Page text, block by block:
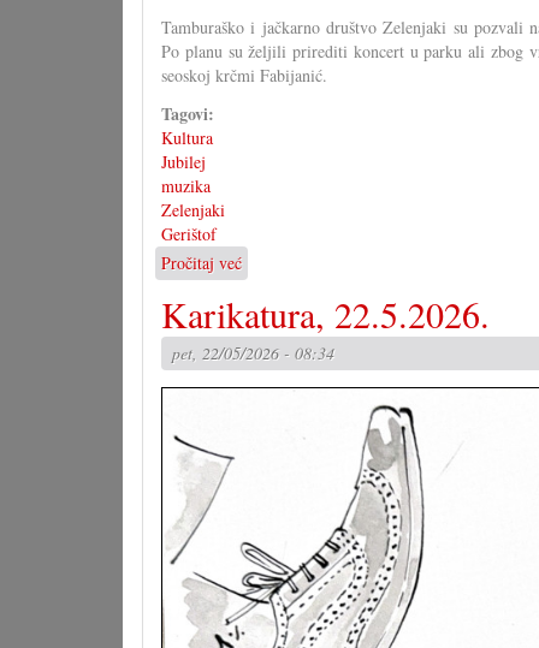
Tamburaško i jačkarno društvo Zelenjaki su pozvali
Po planu su željili prirediti koncert u parku ali zbog
seoskoj krčmi Fabijanić.
Tagovi:
Kultura
Jubilej
muzika
Zelenjaki
Gerištof
Pročitaj već
Zelenjaki
su
svečevali
20.
jubilej
Karikatura, 22.5.2026.
pet, 22/05/2026 - 08:34